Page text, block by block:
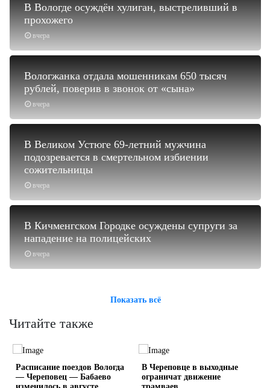
вчера
В Вологде осуждён хулиган, выстреливший в
прохожего
вчера
Вологжанка отдала мошенникам 650 тысяч
рублей, поверив в звонок от «сына»
вчера
В Великом Устюге 69-летний мужчина
подозревается в смертельном избиении
сожительницы
вчера
В Кичменгском Городке осуждены супруги за
нападение на полицейских
Показать всё
Читайте также
Расписание поездов Вологда
— Череповец — Бабаево
В Череповце в выходные
ограничат движение